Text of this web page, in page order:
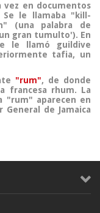
vez en documentos
Se le llamaba "kill-
(una palabra de
gran tumulto'). En
le llamó guildive
tafia, un
"rum", de donde
francesa rhum. La
"rum" aparecen en
de Jamaica